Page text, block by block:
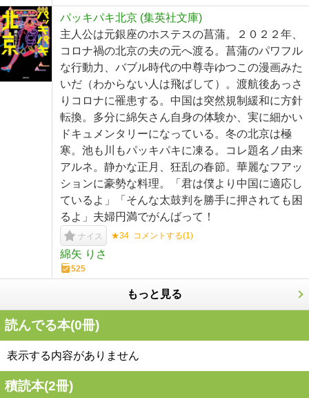
パッキパキ北京 (集英社文庫)
主人公は元銀座のホステスの菖蒲。２０２２年、
コロナ禍の北京の夫の元へ渡る。菖蒲のパワフル
な行動力、バブル時代の中尊寺ゆつこの漫画みた
いだ（わからない人は飛ばして）。渡航後あっさ
りコロナに罹患する。中国は突然規制緩和に方針
転換。多分に綿矢さん自身の体験か、実に細かい
ドキュメンタリーになっている。冬の北京は極
寒。池も川もパッキパキに凍る。コレ題名ノ由来
アルネ。静かな正月、狂乱の春節。華麗なフアッ
ションに豪勢な料理。「君は僕より中国に適応し
ているよ」「そんな太鼓判を勝手に押されても困
るよ」夫婦円満でがんばって！
ナイス ★34 コメントする(1)
綿矢 りさ
525
もっと見る
読んでる本(0冊)
表示する内容がありません
積読本(2冊)